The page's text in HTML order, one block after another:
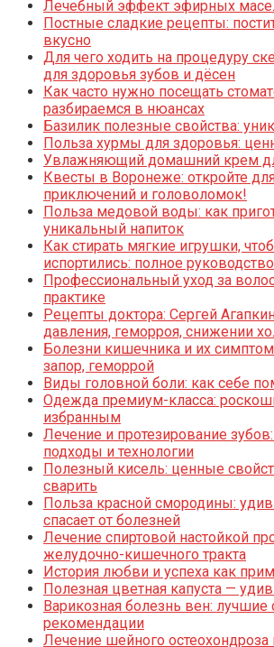
Лечебный эффект эфирных
Постные сладкие рецепты:
вкусно
Для чего ходить на процедуру
для здоровья зубов и дёсен
Как часто нужно посещать
разбираемся в нюансах
Базилик полезные свойства:
Польза хурмы для здоровья:
Увлажняющий домашний крем
Квесты в Воронеже: откройте
приключений и головоломок!
Польза медовой воды: как
уникальный напиток
Как стирать мягкие игрушки,
испортились: полное руководство
Профессиональный уход за
практике
Рецепты доктора: Сергей
давления, геморроя, снижении
Болезни кишечника и их
запор, геморрой
Виды головной боли: как себе
Одежда премиум-класса:
избранным
Лечение и протезирование
подходы и технологии
Полезный кисель: ценные
сварить
Польза красной смородины:
спасает от болезней
Лечение спиртовой настойкой
желудочно-кишечного тракта
История любви и успеха как
Полезная цветная капуста —
Варикозная болезнь вен: лучшие
рекомендации
Лечение шейного